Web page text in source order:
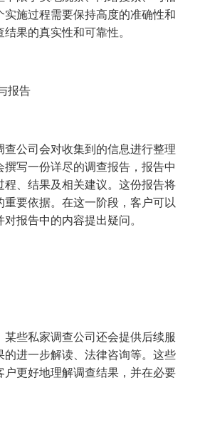
实施过程需要保持高度的准确性和
果的真实性和可靠性。
报告
查公司会对收集到的信息进行整理
写一份详尽的调查报告，报告中
程、结果及相关建议。这份报告将
要依据。在这一阶段，客户可以
报告中的内容提出疑问。
某些私家调查公司还会提供后续服
的进一步解读、法律咨询等。这些
户更好地理解调查结果，并在必要